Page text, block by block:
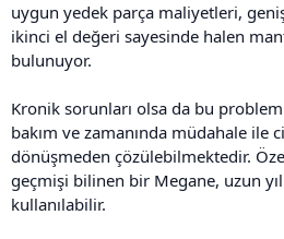
uygun yedek parça maliyetleri,
ikinci el değeri sayesinde halen
bulunuyor.
Kronik sorunları olsa da bu
bakım ve zamanında müdahale ile
dönüşmeden çözülebilmektedir.
geçmişi bilinen bir Megane, uzun
kullanılabilir.